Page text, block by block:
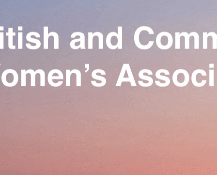
Exporter uniquement les colonnes affichées
Ajoutez un logo, un bouton, des réseaux sociaux
Our Association
Activities
Join us